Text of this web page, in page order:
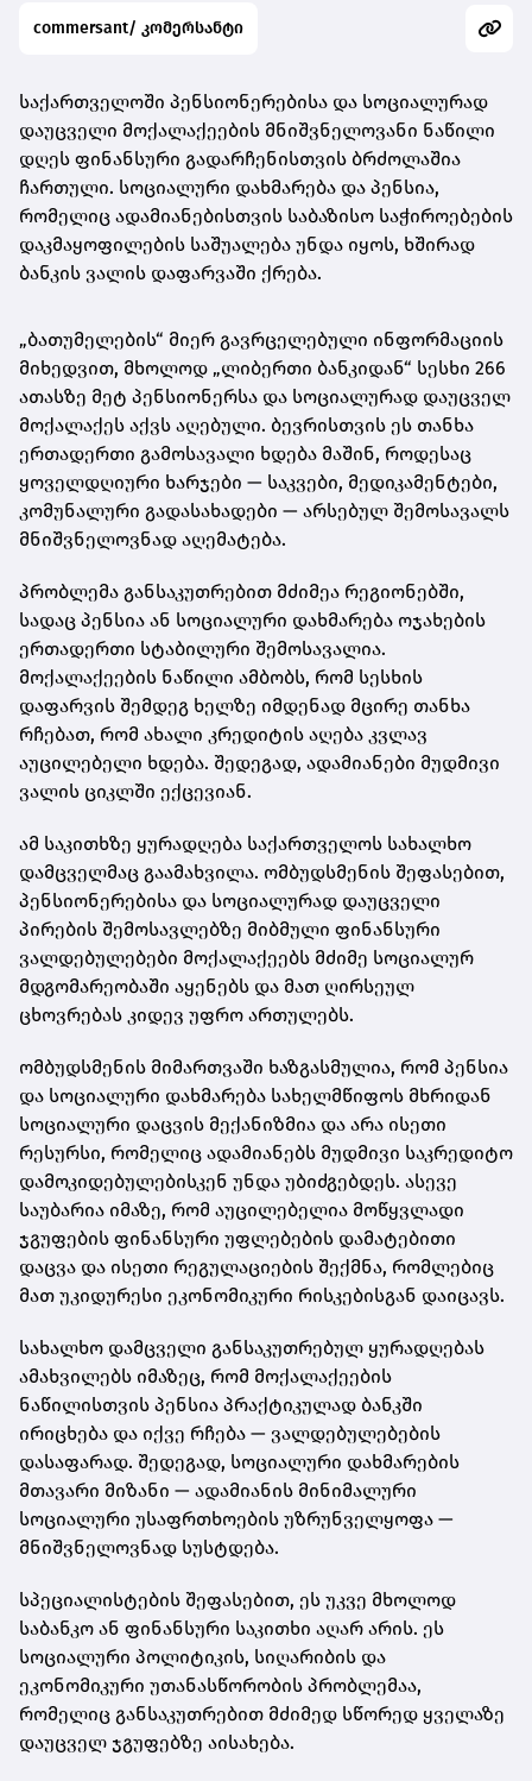
commersant/ კომერსანტი
საქართველოში პენსიონერებისა და სოციალურად
დაუცველი მოქალაქეების მნიშვნელოვანი ნაწილი
დღეს ფინანსური გადარჩენისთვის ბრძოლაშია
ჩართული. სოციალური დახმარება და პენსია,
რომელიც ადამიანებისთვის საბაზისო საჭიროებების
დაკმაყოფილების საშუალება უნდა იყოს, ხშირად
ბანკის ვალის დაფარვაში ქრება.
„ბათუმელების“ მიერ გავრცელებული ინფორმაციის
მიხედვით, მხოლოდ „ლიბერთი ბანკიდან“ სესხი 266
ათასზე მეტ პენსიონერსა და სოციალურად დაუცველ
მოქალაქეს აქვს აღებული. ბევრისთვის ეს თანხა
ერთადერთი გამოსავალი ხდება მაშინ, როდესაც
ყოველდღიური ხარჯები — საკვები, მედიკამენტები,
კომუნალური გადასახადები — არსებულ შემოსავალს
მნიშვნელოვნად აღემატება.
პრობლემა განსაკუთრებით მძიმეა რეგიონებში,
სადაც პენსია ან სოციალური დახმარება ოჯახების
ერთადერთი სტაბილური შემოსავალია.
მოქალაქეების ნაწილი ამბობს, რომ სესხის
დაფარვის შემდეგ ხელზე იმდენად მცირე თანხა
რჩებათ, რომ ახალი კრედიტის აღება კვლავ
აუცილებელი ხდება. შედეგად, ადამიანები მუდმივი
ვალის ციკლში ექცევიან.
ამ საკითხზე ყურადღება საქართველოს სახალხო
დამცველმაც გაამახვილა. ომბუდსმენის შეფასებით,
პენსიონერებისა და სოციალურად დაუცველი
პირების შემოსავლებზე მიბმული ფინანსური
ვალდებულებები მოქალაქეებს მძიმე სოციალურ
მდგომარეობაში აყენებს და მათ ღირსეულ
ცხოვრებას კიდევ უფრო ართულებს.
ომბუდსმენის მიმართვაში ხაზგასმულია, რომ პენსია
და სოციალური დახმარება სახელმწიფოს მხრიდან
სოციალური დაცვის მექანიზმია და არა ისეთი
რესურსი, რომელიც ადამიანებს მუდმივი საკრედიტო
დამოკიდებულებისკენ უნდა უბიძგებდეს. ასევე
საუბარია იმაზე, რომ აუცილებელია მოწყვლადი
ჯგუფების ფინანსური უფლებების დამატებითი
დაცვა და ისეთი რეგულაციების შექმნა, რომლებიც
მათ უკიდურესი ეკონომიკური რისკებისგან დაიცავს.
სახალხო დამცველი განსაკუთრებულ ყურადღებას
ამახვილებს იმაზეც, რომ მოქალაქეების
ნაწილისთვის პენსია პრაქტიკულად ბანკში
ირიცხება და იქვე რჩება — ვალდებულებების
დასაფარად. შედეგად, სოციალური დახმარების
მთავარი მიზანი — ადამიანის მინიმალური
სოციალური უსაფრთხოების უზრუნველყოფა —
მნიშვნელოვნად სუსტდება.
სპეციალისტების შეფასებით, ეს უკვე მხოლოდ
საბანკო ან ფინანსური საკითხი აღარ არის. ეს
სოციალური პოლიტიკის, სიღარიბის და
ეკონომიკური უთანასწორობის პრობლემაა,
რომელიც განსაკუთრებით მძიმედ სწორედ ყველაზე
დაუცველ ჯგუფებზე აისახება.